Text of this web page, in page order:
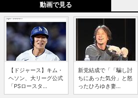
動画で見る
【ドジャース】キム・
ヘソン、大リーグ公式
「PSロースタ...
新党結成で「「騙し討
ちにあった気分」と怒
ったひろゆき妻...